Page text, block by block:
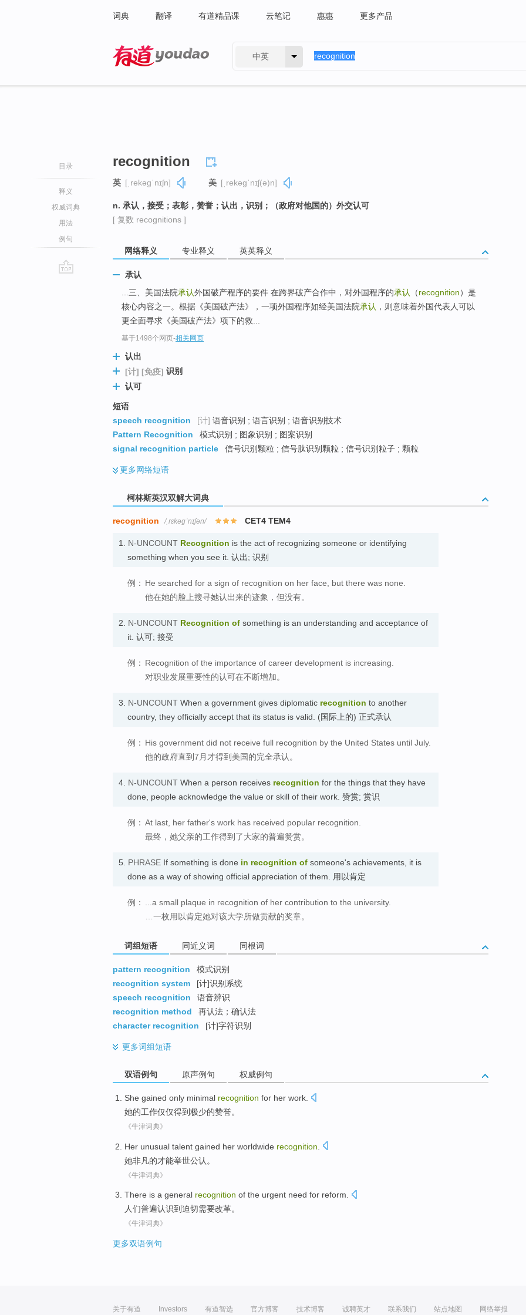
词典 翻译 有道精品课 云笔记 惠惠 更多产品
中英
目录
释义
权威词典
用法
例句
recognition
英 [ˌrekəɡˈnɪʃn] 美 [ˌrekəɡˈnɪʃ(ə)n]
n. 承认，接受；表彰，赞誉；认出，识别；（政府对他国的）外交认可
[ 复数 recognitions ]
网络释义 专业释义 英英释义
承认
...三、美国法院承认外国破产程序的要件 在跨界破产合作中，对外国程序的承认 （recognition）是
核心内容之一。根据《美国破产法》，一项外国程序如经美国法院承认 ，则意味着外国代表人可以
更全面寻求《美国破产法》项下的救...
基于1498个网页-相关网页
认出
[计] [免疫] 识别
认可
短语
speech recognition
[计] 语音识别 ; 语言识别 ; 语音识别技术
Pattern Recognition
模式识别 ; 图象识别 ; 图案识别
signal recognition particle
信号识别颗粒 ; 信号肽识别颗粒 ; 信号识别粒子 ; 颗粒
更多网络短语
柯林斯英汉双解大词典
recognition /ˌrɛkəɡˈnɪʃən/ CET4 TEM4
1. N-UNCOUNT Recognition is the act of recognizing someone or identifying
something when you see it. 认出; 识别
例： He searched for a sign of recognition on her face, but there was none.
他在她的脸上搜寻她认出来的迹象，但没有。
2. N-UNCOUNT Recognition of something is an understanding and acceptance of
it. 认可; 接受
例： Recognition of the importance of career development is increasing.
对职业发展重要性的认可在不断增加。
3. N-UNCOUNT When a government gives diplomatic recognition to another
country, they officially accept that its status is valid. (国际上的) 正式承认
例： His government did not receive full recognition by the United States until July.
他的政府直到7月才得到美国的完全承认。
4. N-UNCOUNT When a person receives recognition for the things that they have
done, people acknowledge the value or skill of their work. 赞赏; 赏识
例： At last, her father's work has received popular recognition.
最终，她父亲的工作得到了大家的普遍赞赏。
5. PHRASE If something is done in recognition of someone's achievements, it is
done as a way of showing official appreciation of them. 用以肯定
例：
...a small plaque in recognition of her contribution to the university.
…一枚用以肯定她对该大学所做贡献的奖章。
词组短语 同近义词 同根词
pattern recognition
模式识别
recognition system
[计]识别系统
speech recognition
语音辨识
recognition method
再认法；确认法
character recognition
[计]字符识别
更多词组短语
双语例句 原声例句 权威例句
She gained only minimal recognition for her work
她的工作仅仅得到极少的赞誉。
《牛津词典》
Her unusual talent gained her worldwide recognition
她非凡的才能举世公认。
《牛津词典》
There is a general recognition of the urgent need for reform.
人们普遍认识到迫切需要改革。
《牛津词典》
更多双语例句
关于有道 Investors 有道智选 官方博客 技术博客 诚聘英才 联系我们 站点地图 网络举报